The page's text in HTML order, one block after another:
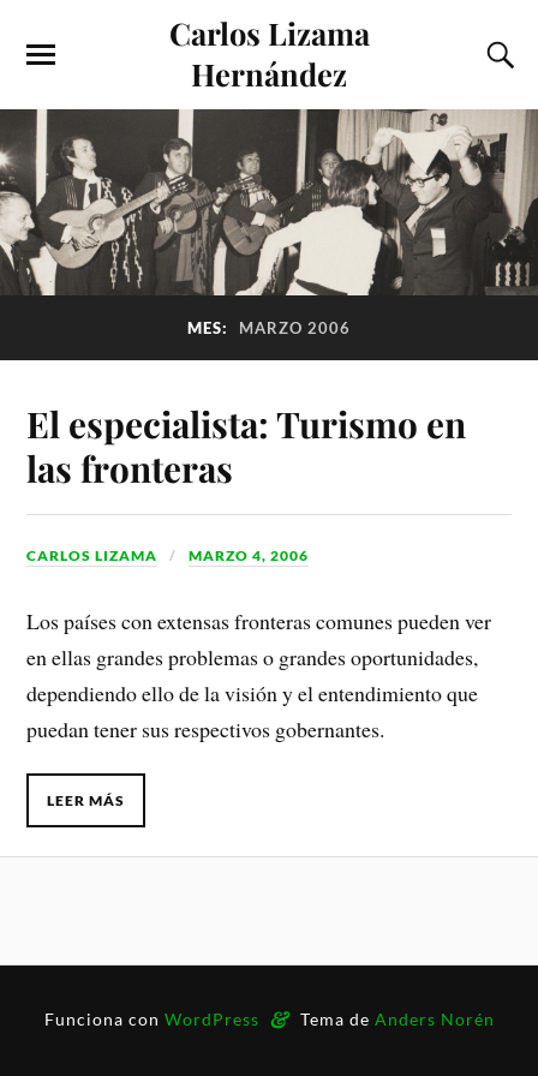
Carlos Lizama
Hernández
MES: MARZO 2006
El especialista: Turismo en
las fronteras
CARLOS LIZAMA MARZO 4, 2006
Los países con extensas fronteras comunes pueden ver
en ellas grandes problemas o grandes oportunidades,
dependiendo ello de la visión y el entendimiento que
puedan tener sus respectivos gobernantes.
LEER MÁS
Funciona con WordPress & Tema de Anders Norén